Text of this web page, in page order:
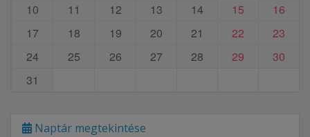
10
11 12 13 14 15
16
17
18 19 20 21 22
23
24
25 26 27 28 29
30
31
Naptár megtekintése